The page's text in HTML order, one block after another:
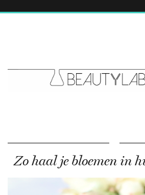
Zo haal je bloemen in